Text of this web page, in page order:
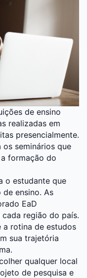
de ensino
realizadas em
presencialmente.
os seminários que
formação do
o estudante que
ensino. As
EaD
região do país.
rotina de estudos
sua trajetória
qualquer local
de pesquisa e